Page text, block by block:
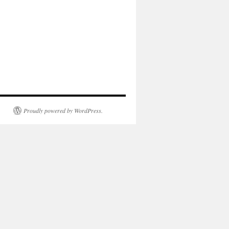
Proudly powered by WordPress.